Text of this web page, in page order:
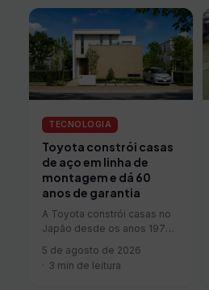
TECNOLOGIA
Toyota constrói casas
de aço em linha de
montagem e dá 60
anos de garantia
A Toyota constrói casas no
Japão desde os anos 1970,
em…
5 de agosto de 2026
3 min de leitura